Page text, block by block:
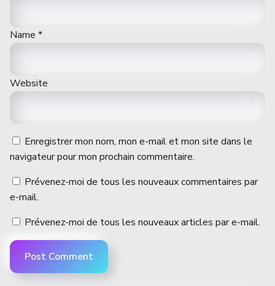
Name *
Website
Enregistrer mon nom, mon e-mail et mon site dans le
navigateur pour mon prochain commentaire.
Prévenez-moi de tous les nouveaux commentaires par
e-mail.
Prévenez-moi de tous les nouveaux articles par e-mail.